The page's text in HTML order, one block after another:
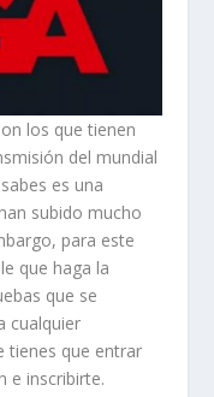
los que tienen
del mundial
es una
subido mucho
para este
que haga la
que se
cualquier
tienes que entrar
e inscribirte.